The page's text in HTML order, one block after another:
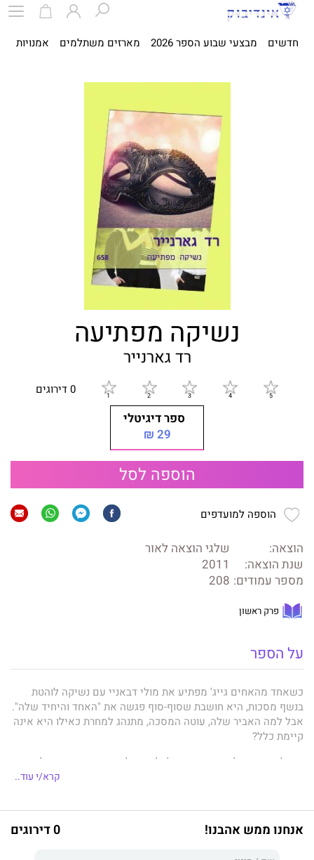
חדשים מבצעי שבוע הספר 2026 מארזים משתלמים אמנויות
נשיקה מפתיעה
רד גארנייר
0 דירוגים
ספר דיגיטלי
29 ₪
הוספה לסל
הוספה למועדפים
הוצאה:
שלגי הוצאה לאור
שנת הוצאה:
2011
מספר עמודים: 208
פרק ראשון
על הספר
כשאחד מהאחים גייג' מפתיע את מולי דבאניי עם נשיקה לוהטת
בנשף מסכות, היא חושבת שסוף-סוף פגשה את "האחד והיחיד שלה".
אבל למה האביר שלה, עוטה המסכה, מתנהג למחרת כאילו היא אינה
קיימת כלל?
כדי לכבוש את לבו, היא תגרום לו לקנא, ולשם כך היא פונה אל
ג'וליאן גייג', אחיו, שמתנדב לשחק את תפקיד המאהב שלה. אלא
קרא/י עוד..
אנחנו ממש אהבנו! 0 דירוגים